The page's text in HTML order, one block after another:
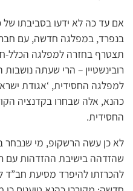
אם עד כה לא ידעו בסביבתו
בנפרד, במפלגה חדשה, עם
תצטרף בחזרה למפלגה הכלל-
רובינשטיין – הרי שעתה
למפלגה החסידית, ‘אגודת
כהנא, אלה שבחרו בקדנציה
החסידית.
לא כן עשה הרשקופ, מי שנבחר
שהזדהה בישיבת ההזדהות
להכרזתו להיפרד מסיעת חב”ד